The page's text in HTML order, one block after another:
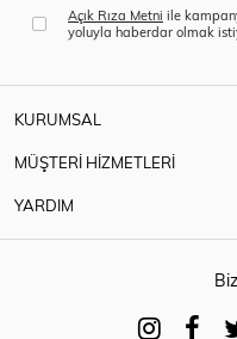
Açık Rıza Metni ile
yoluyla haberdar olmak
KURUMSAL
MÜŞTERİ HİZMETLERİ
YARDIM